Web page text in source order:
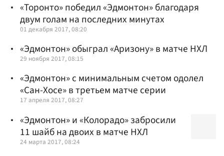
«Торонто» победил «Эдмонтон» благодаря
двум голам на последних минутах
01 декабря 2017, 08:20
«Эдмонтон» обыграл «Аризону» в матче НХЛ
29 ноября 2017, 08:15
«Эдмонтон» с минимальным счетом одолел
«Сан-Хосе» в третьем матче серии
17 апреля 2017, 08:27
«Эдмонтон» и «Колорадо» забросили
11 шайб на двоих в матче НХЛ
24 марта 2017, 08:24